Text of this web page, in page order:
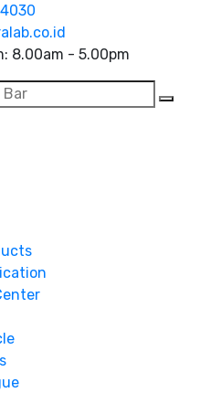
8.00am - 5.00pm